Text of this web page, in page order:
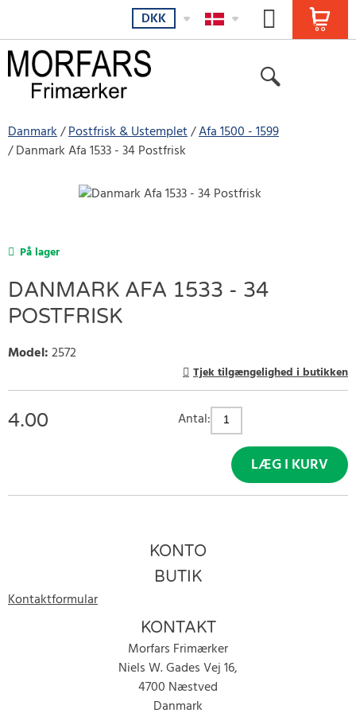
DKK
Danmark Postfrisk & Ustemplet Afa 1500 - 1599
Danmark Afa 1533 - 34 Postfrisk
På lager
DANMARK AFA 1533 - 34
POSTFRISK
Model:2572
Tjek tilgængelighed i butikken
4.00 Antal:
LÆG I KURV
KONTO
BUTIK
Kontaktformular
KONTAKT
Morfars Frimærker
Niels W. Gades Vej 16,
4700 Næstved
Danmark